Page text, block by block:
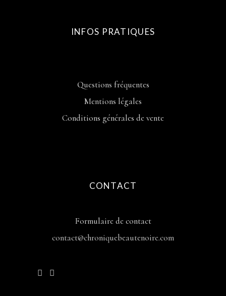
INFOS PRATIQUES
Questions fréquentes
Mentions légales
Conditions générales de vente
CONTACT
Formulaire de contact
contact@chroniquebeautenoire.com